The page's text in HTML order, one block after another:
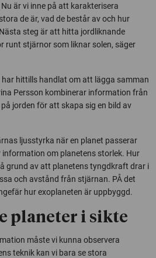
är vi inne på att karakterisera
de är, vad de består av och hur
steg är att hitta jordliknande
runt stjärnor som liknar solen, säger
hittills handlat om att lägga samman
Persson kombinerar information från
jorden för att skapa sig en bild av
ljusstyrka när en planet passerar
information om planetens storlek. Hur
grund av att planetens tyngdkraft drar i
och avstånd från stjärnan. PÅ det
hur exoplaneten är uppbyggd.
planeter i sikte
måste vi kunna observera
teknik kan vi bara se stora